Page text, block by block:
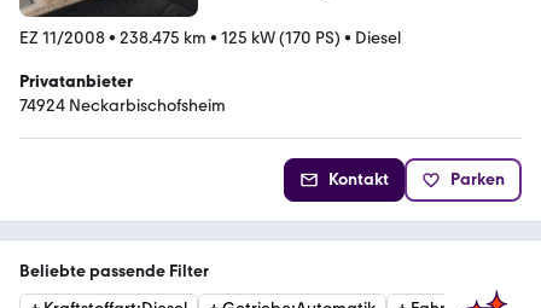
EZ 11/2008• 238.475 km • 125 kW (170 PS) • Diesel
Privatanbieter
74924 Neckarbischofsheim
Kontakt Parken
Beliebte passende Filter